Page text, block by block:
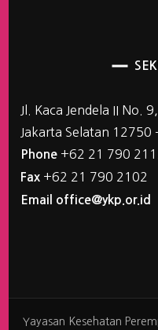
Jl. Kaca Jendela II No.
Jakarta Selatan 12750
Phone +62 21 790
Fax +62 21 790 2102
Email office@ykp.or.id
Yayasan Kesehatan